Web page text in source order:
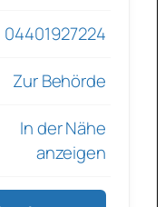
04401927224
Zur Behörde
In der Nähe
anzeigen